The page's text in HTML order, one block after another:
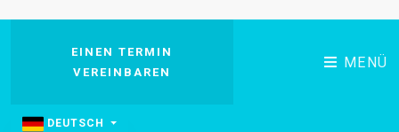
EINEN TERMIN
VEREINBAREN
MENÜ
DEUTSCH